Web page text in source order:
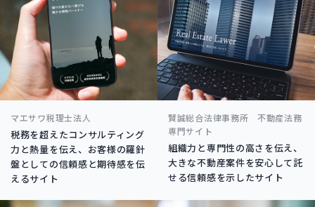
マエサワ税理士法人
税務を超えたコンサルティング
力と熱量を伝え、お客様の羅針
盤としての信頼感と期待感を伝
えるサイト
賢誠総合法律事務所 不動産法務
専門サイト
組織力と専門性の高さを伝え、
大きな不動産案件を安心して託
せる信頼感を示したサイト